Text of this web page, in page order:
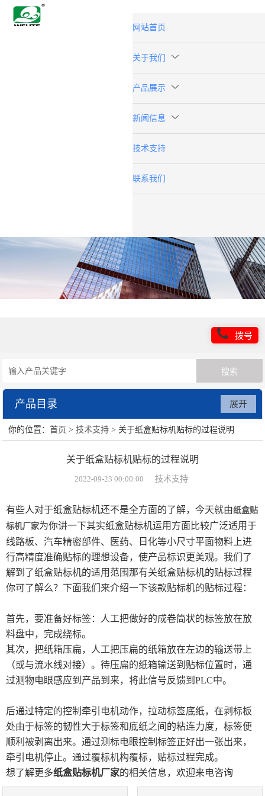
网站首页
关于我们
产品展示
新闻信息
技术支持
联系我们
拨号
产品目录
圆瓶贴标机
纸盒贴标机
双面贴标机
单面贴标机
西林瓶贴标机
不干胶贴标机
铝塑泡罩包装机
全自动贴标机
全自动易拉罐瓶装生产线
展开
你的位置：首页 >技术支持 > 关于纸盒贴标机贴标的过程说明
关于纸盒贴标机贴标的过程说明
2022-09-23 00:00:00 技术支持
有些人对于纸盒贴标机还不是全方面的了解，今天就由纸盒贴
标机厂家为你讲一下其实纸盒贴标机运用方面比较广泛适用于
线路板、汽车精密部件、医药、日化等小尺寸平面物料上进
行高精度准确贴标的理想设备，使产品标识更美观。我们了
解到了纸盒贴标机的适用范围那有关纸盒贴标机的贴标过程
你可了解么？下面我们来介绍一下该款贴标机的贴标过程：
首先，要准备好标签：人工把做好的成卷筒状的标签放在放
料盘中，完成绕标。
其次，把纸箱压扁，人工把压扁的纸箱放在左边的输送带上
（或与流水线对接）。待压扁的纸箱输送到贴标位置时，通
过测物电眼感应到产品到来，将此信号反馈到PLC中。
后通过特定的控制牵引电机动作，拉动标签底纸，在剥标板
处由于标签的韧性大于标签和底纸之间的粘连力度，标签便
顺利被剥离出来。通过测标电眼控制标签正好出一张出来，
牵引电机停止。通过覆标机构覆标，贴标过程完成。
想了解更多纸盒贴标机厂家的相关信息，欢迎来电咨询